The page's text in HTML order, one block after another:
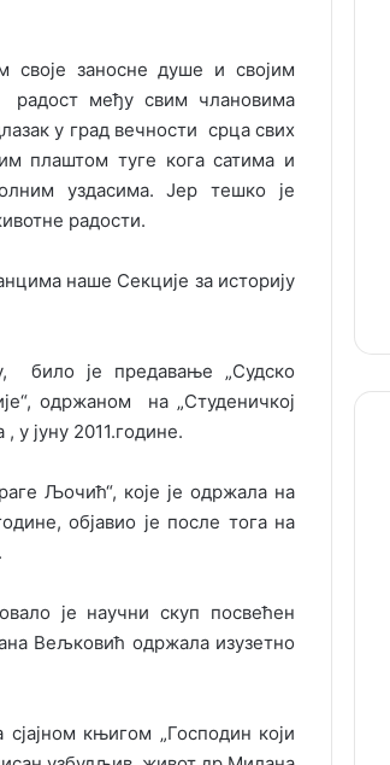
своје заносне душе и својим
међу свим члановима
у град вечности срца свих
плаштом туге кога сатима и
уздасима. Јер тешко је
радости.
наше Секције за историју
било је предавање „Судско
одржаном на „Студеничкој
у јуну 2011.године.
Љочић“, које је одржала на
објавио је после тога на
је научни скуп посвећен
Вељковић одржала изузетно
књигом „Господин који